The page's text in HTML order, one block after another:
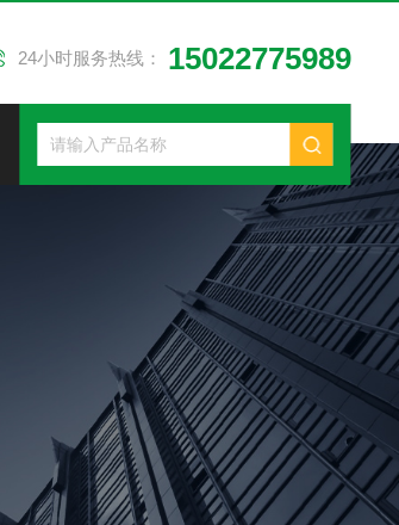
24小时服务热线： 15022775989